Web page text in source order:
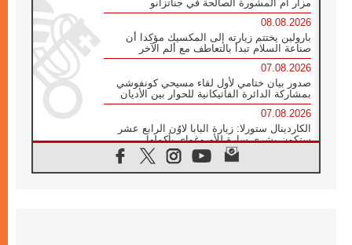
مزار أم المشورة الصالحة في جناتزانو
08.08.2026
بارولين يختتم زيارته إلى المكسيك مؤكدا أن
صناعة السلام تبدأ بالتعاطف مع ألم الآخر
07.08.2026
صدور بيان ختامي لأول لقاء مسيحي كونفوشي
بمشاركة الدائرة الفاتيكانية للحوار بين الأديان
07.08.2026
الكاردينال ستورلا: زيارة البابا لاوُن الرابع عشر
ستكون بشرى سارة للأوروغواي بأكملها
الفاتيكان يعلن برنامج الزيارة الرسولية للبابا لاوُن